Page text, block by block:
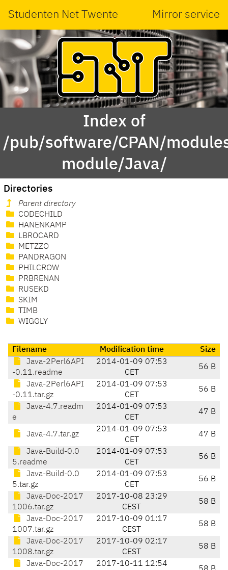
Studenten Net Twente Mirror service
Index of
/pub/software/CPAN/
module/Java/
Directories
Parent directory
CODECHILD
HANENKAMP
LBROCARD
METZZO
PANDRAGON
PHILCROW
PRBRENAN
RUSEKD
SKIM
TIMB
WIGGLY
Filename Modification time
Size
Java-2Perl6API
-0.11.readme
2014-01-09 07:53
CET
56 B
Java-2Perl6API
-0.11.tar.gz
2014-01-09 07:53
CET
56 B
Java-4.7.readm
e
2014-01-09 07:53
CET
47 B
Java-4.7.tar.gz
2014-01-09 07:53
CET
47 B
Java-Build-0.0
5.readme
2014-01-09 07:53
CET
56 B
Java-Build-0.0
5.tar.gz
2014-01-09 07:53
CET
56 B
Java-Doc-2017
1006.tar.gz
2017-10-08 23:29
CEST
58 B
Java-Doc-2017
1007.tar.gz
2017-10-09 01:17
CEST
58 B
Java-Doc-2017
1008.tar.gz
2017-10-09 02:17
CEST
58 B
Java-Doc-2017
2017-10-11 12:54